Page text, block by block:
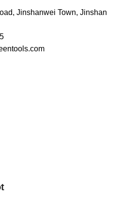
Jinshanwei Town, Jinshan